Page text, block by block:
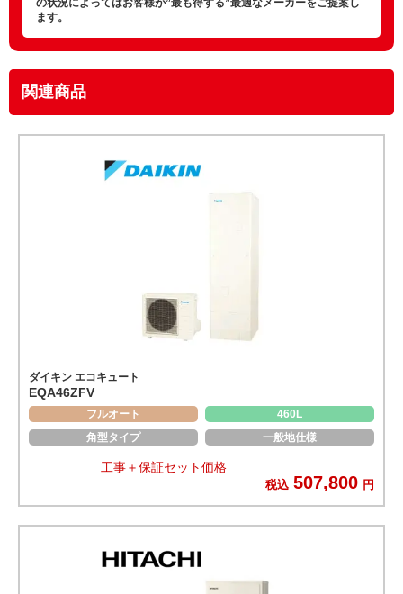
の状況によってはお客様が”最も得する”最適なメーカーをご提案し
ます。
関連商品
ダイキン エコキュート
EQA46ZFV
フルオート
460L
角型タイプ
一般地仕様
工事＋保証セット価格
税込 507,800 円